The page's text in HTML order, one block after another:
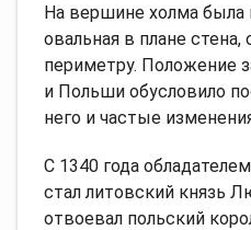
На вершине холма была
овальная в плане
периметру. Положение
и Польши обусловило
него и частые
С 1340 года
стал литовский князь
отвоевал польский